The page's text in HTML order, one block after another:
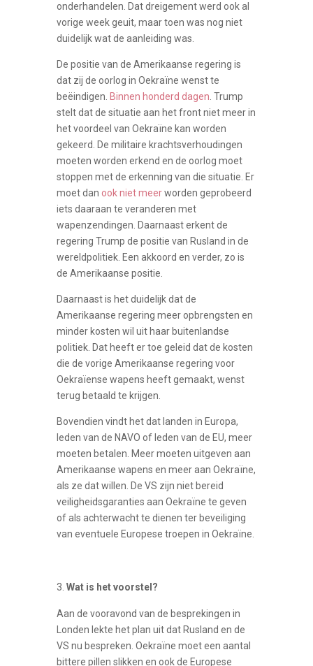
onderhandelen. Dat dreigement werd ook al
vorige week geuit, maar toen was nog niet
duidelijk wat de aanleiding was.
De positie van de Amerikaanse regering is
dat zij de oorlog in Oekraïne wenst te
beëindigen. Binnen honderd dagen . Trump
stelt dat de situatie aan het front niet meer in
het voordeel van Oekraïne kan worden
gekeerd. De militaire krachtsverhoudingen
moeten worden erkend en de oorlog moet
stoppen met de erkenning van die situatie. Er
moet dan ook niet meerworden geprobeerd
iets daaraan te veranderen met
wapenzendingen. Daarnaast erkent de
regering Trump de positie van Rusland in de
wereldpolitiek. Een akkoord en verder, zo is
de Amerikaanse positie.
Daarnaast is het duidelijk dat de
Amerikaanse regering meer opbrengsten en
minder kosten wil uit haar buitenlandse
politiek. Dat heeft er toe geleid dat de kosten
die de vorige Amerikaanse regering voor
Oekraïense wapens heeft gemaakt, wenst
terug betaald te krijgen.
Bovendien vindt het dat landen in Europa,
leden van de NAVO of leden van de EU, meer
moeten betalen. Meer moeten uitgeven aan
Amerikaanse wapens en meer aan Oekraïne,
als ze dat willen. De VS zijn niet bereid
veiligheidsgaranties aan Oekraïne te geven
of als achterwacht te dienen ter beveiliging
van eventuele Europese troepen in Oekraïne.
Wat is het voorstel?
Aan de vooravond van de besprekingen in
Londen lekte het plan uit dat Rusland en de
VS nu bespreken. Oekraïne moet een aantal
bittere pillen slikken en ook de Europese